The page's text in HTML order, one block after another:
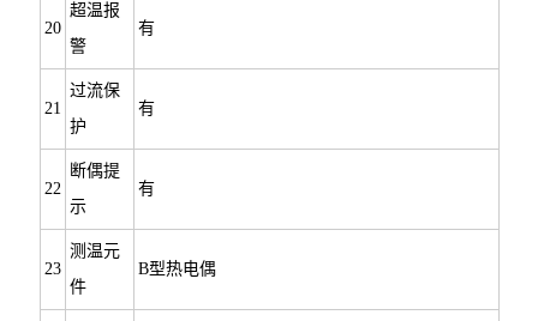
20
超温报
警
有
21
过流保
护
有
22
断偶提
示
有
23
测温元
件
B型热电偶